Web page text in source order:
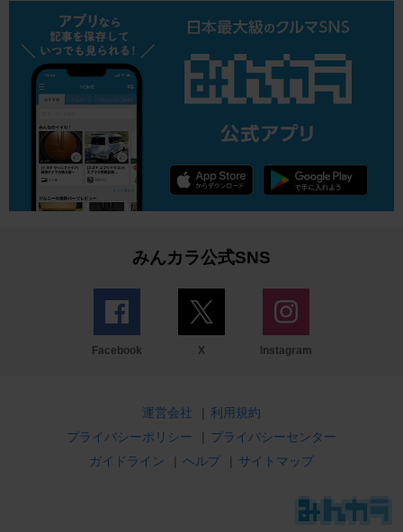
みんカラ公式SNS
Facebook X Instagram
運営会社 | 利用規約
プライバシーポリシー
| プライバシーセンター
ガイドライン
| ヘルプ | サイトマップ